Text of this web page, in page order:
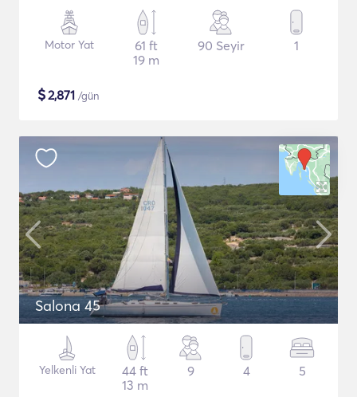
Motor Yat
61 ft
19 m
90 Seyir 1
$2,871 /gün
Salona 45
Yelkenli Yat
44 ft
13 m
9 4 5